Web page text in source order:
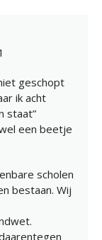
geschopt
ik acht
staat”
een beetje
scholen
bestaan. Wij